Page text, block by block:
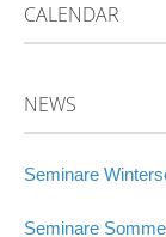
CALENDAR
NEWS
Seminare
Seminare